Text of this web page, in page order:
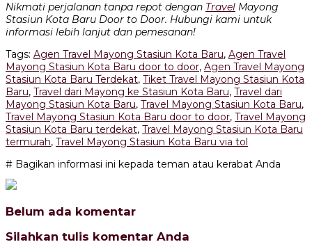
Nikmati perjalanan tanpa repot dengan Travel Mayong
Stasiun Kota Baru Door to Door. Hubungi kami untuk
informasi lebih lanjut dan pemesanan!
Tags: Agen Travel Mayong Stasiun Kota Baru, Agen Travel
Mayong Stasiun Kota Baru door to door, Agen Travel Mayong
Stasiun Kota Baru Terdekat, Tiket Travel Mayong Stasiun Kota
Baru, Travel dari Mayong ke Stasiun Kota Baru, Travel dari
Mayong Stasiun Kota Baru, Travel Mayong Stasiun Kota Baru,
Travel Mayong Stasiun Kota Baru door to door, Travel Mayong
Stasiun Kota Baru terdekat, Travel Mayong Stasiun Kota Baru
termurah, Travel Mayong Stasiun Kota Baru via tol
# Bagikan informasi ini kepada teman atau kerabat Anda
Belum ada komentar
Silahkan tulis komentar Anda